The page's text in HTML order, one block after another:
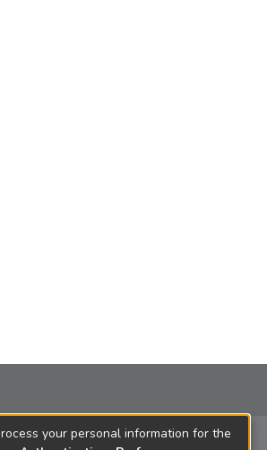
your personal information for the